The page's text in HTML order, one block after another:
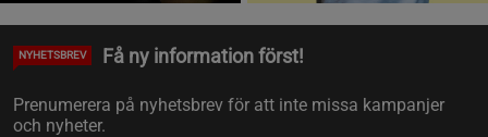
NYHETSBREV Få ny information först!
Prenumerera på nyhetsbrev för att inte missa kampanjer
och nyheter.